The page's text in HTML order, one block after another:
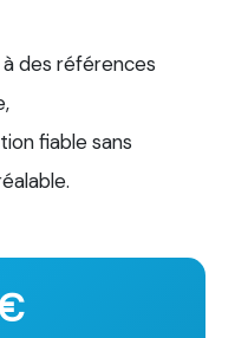
des références
fiable sans